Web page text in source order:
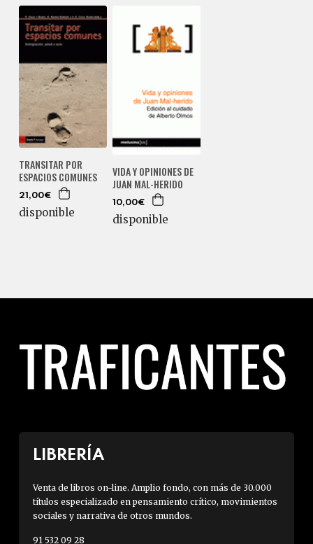
TRANSITAR POR
ESPACIOS COMUNES
21,00€
disponible
VIDA Y OPINIONES DE
JUAN MAL-HERIDO
10,00€
disponible
LIBRERÍA
Venta de libros on-line. Amplio fondo, con más de 30.000
títulos especializado en pensamiento crítico, movimientos
sociales y narrativa de otros mundos.
91 532 09 28